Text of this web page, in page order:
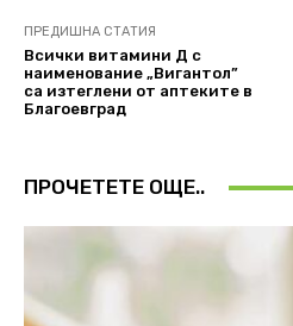
ПРЕДИШНА СТАТИЯ
Всички витамини Д с
наименование „Вигантол”
са изтеглени от аптеките в
Благоевград
ПРОЧЕТЕТЕ ОЩЕ..